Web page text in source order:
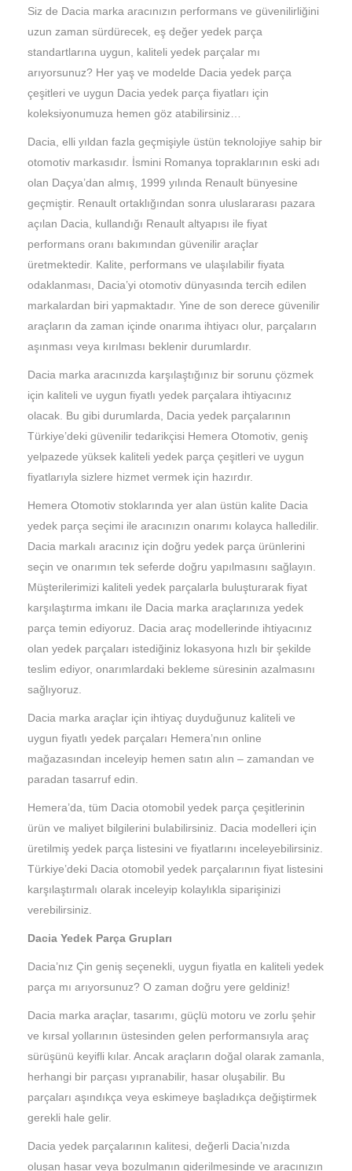
Siz de Dacia marka aracınızın performans ve güvenilirliğini
uzun zaman sürdürecek, eş değer yedek parça
standartlarına uygun, kaliteli yedek parçalar mı
arıyorsunuz? Her yaş ve modelde Dacia yedek parça
çeşitleri ve uygun Dacia yedek parça fiyatları için
koleksiyonumuza hemen göz atabilirsiniz…
Dacia, elli yıldan fazla geçmişiyle üstün teknolojiye sahip bir
otomotiv markasıdır. İsmini Romanya topraklarının eski adı
olan Daçya’dan almış, 1999 yılında Renault bünyesine
geçmiştir. Renault ortaklığından sonra uluslararası pazara
açılan Dacia, kullandığı Renault altyapısı ile fiyat
performans oranı bakımından güvenilir araçlar
üretmektedir. Kalite, performans ve ulaşılabilir fiyata
odaklanması, Dacia’yi otomotiv dünyasında tercih edilen
markalardan biri yapmaktadır. Yine de son derece güvenilir
araçların da zaman içinde onarıma ihtiyacı olur, parçaların
aşınması veya kırılması beklenir durumlardır.
Dacia marka aracınızda karşılaştığınız bir sorunu çözmek
için kaliteli ve uygun fiyatlı yedek parçalara ihtiyacınız
olacak. Bu gibi durumlarda, Dacia yedek parçalarının
Türkiye’deki güvenilir tedarikçisi Hemera Otomotiv, geniş
yelpazede yüksek kaliteli yedek parça çeşitleri ve uygun
fiyatlarıyla sizlere hizmet vermek için hazırdır.
Hemera Otomotiv stoklarında yer alan üstün kalite Dacia
yedek parça seçimi ile aracınızın onarımı kolayca halledilir.
Dacia markalı aracınız için doğru yedek parça ürünlerini
seçin ve onarımın tek seferde doğru yapılmasını sağlayın.
Müşterilerimizi kaliteli yedek parçalarla buluşturarak fiyat
karşılaştırma imkanı ile Dacia marka araçlarınıza yedek
parça temin ediyoruz. Dacia araç modellerinde ihtiyacınız
olan yedek parçaları istediğiniz lokasyona hızlı bir şekilde
teslim ediyor, onarımlardaki bekleme süresinin azalmasını
sağlıyoruz.
Dacia marka araçlar için ihtiyaç duyduğunuz kaliteli ve
uygun fiyatlı yedek parçaları Hemera’nın online
mağazasından inceleyip hemen satın alın – zamandan ve
paradan tasarruf edin.
Hemera’da, tüm Dacia otomobil yedek parça çeşitlerinin
ürün ve maliyet bilgilerini bulabilirsiniz. Dacia modelleri için
üretilmiş yedek parça listesini ve fiyatlarını inceleyebilirsiniz.
Türkiye’deki Dacia otomobil yedek parçalarının fiyat listesini
karşılaştırmalı olarak inceleyip kolaylıkla siparişinizi
verebilirsiniz.
Dacia Yedek Parça Grupları
Dacia’nız Çin geniş seçenekli, uygun fiyatla en kaliteli yedek
parça mı arıyorsunuz? O zaman doğru yere geldiniz!
Dacia marka araçlar, tasarımı, güçlü motoru ve zorlu şehir
ve kırsal yollarının üstesinden gelen performansıyla araç
sürüşünü keyifli kılar. Ancak araçların doğal olarak zamanla,
herhangi bir parçası yıpranabilir, hasar oluşabilir. Bu
parçaları aşındıkça veya eskimeye başladıkça değiştirmek
gerekli hale gelir.
Dacia yedek parçalarının kalitesi, değerli Dacia’nızda
oluşan hasar veya bozulmanın giderilmesinde ve aracınızın